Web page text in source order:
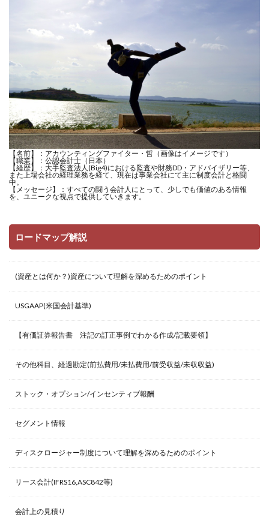
【名前】：アカウンティングファイター・哲（画像はイメージです）
【職業】：公認会計士（日本）
【経歴】：大手監査法人(Big4)における監査や財務DD・アドバイザリー等、
また上場会社の経理業務を経て、現在は事業会社にて主に制度会計と格闘
中。
【メッセージ】：すべての闘う会計人にとって、少しでも価値のある情報
を、ユニークな視点で提供していきます。
ロードマップ解説
(資産とは何か？)資産について理解を深めるためのポイント
USGAAP(米国会計基準)
【有価証券報告書 注記の訂正事例でわかる作成/記載要領】
その他科目、経過勘定(前払費用/未払費用/前受収益/未収収益)
ストック・オプション/インセンティブ報酬
セグメント情報
ディスクロージャー制度について理解を深めるためのポイント
リース会計(IFRS16,ASC842等)
会計上の見積り